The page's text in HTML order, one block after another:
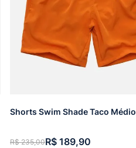
Shorts Swim Shade Taco Médio
R$ 235,00R$ 189,90